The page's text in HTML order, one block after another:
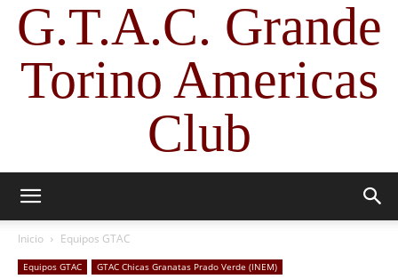
G.T.A.C. Grande
Torino Americas
Club
Inicio Equipos GTAC
Equipos GTAC GTAC Chicas Granatas Prado Verde (INEM)